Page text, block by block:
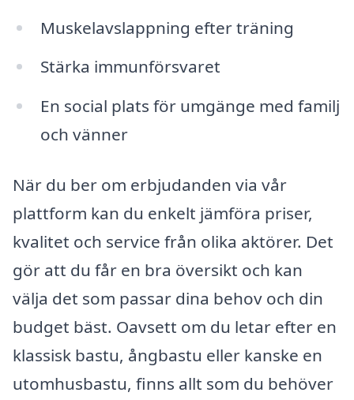
Muskelavslappning efter träning
Stärka immunförsvaret
En social plats för umgänge med familj
och vänner
När du ber om erbjudanden via vår
plattform kan du enkelt jämföra priser,
kvalitet och service från olika aktörer. Det
gör att du får en bra översikt och kan
välja det som passar dina behov och din
budget bäst. Oavsett om du letar efter en
klassisk bastu, ångbastu eller kanske en
utomhusbastu, finns allt som du behöver